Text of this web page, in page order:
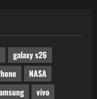
galaxy s26
NASA
vivo